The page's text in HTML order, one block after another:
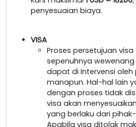
penyesuaian biaya.
VISA
Proses persetujuan
sepenuhnya
dapat di Intervensi oleh
manapun. Hal-hal lain
dengan proses tidak
visa akan
yang berlaku dari
Apabila visa ditolak